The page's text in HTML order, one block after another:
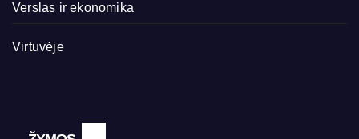
Verslas ir ekonomika
Virtuvėje